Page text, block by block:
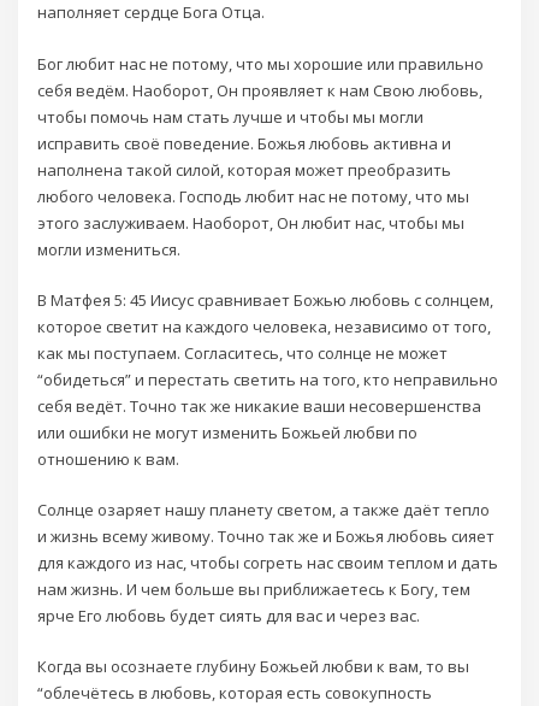
наполняет сердце Бога Отца.
Бог любит нас не потому, что мы хорошие или правильно
себя ведём. Наоборот, Он проявляет к нам Свою любовь,
чтобы помочь нам стать лучше и чтобы мы могли
исправить своё поведение. Божья любовь активна и
наполнена такой силой, которая может преобразить
любого человека. Господь любит нас не потому, что мы
этого заслуживаем. Наоборот, Он любит нас, чтобы мы
могли измениться.
В Матфея 5: 45 Иисус сравнивает Божью любовь с солнцем,
которое светит на каждого человека, независимо от того,
как мы поступаем. Согласитесь, что солнце не может
“обидеться” и перестать светить на того, кто неправильно
себя ведёт. Точно так же никакие ваши несовершенства
или ошибки не могут изменить Божьей любви по
отношению к вам.
Солнце озаряет нашу планету светом, а также даёт тепло
и жизнь всему живому. Точно так же и Божья любовь сияет
для каждого из нас, чтобы согреть нас своим теплом и дать
нам жизнь. И чем больше вы приближаетесь к Богу, тем
ярче Его любовь будет сиять для вас и через вас.
Когда вы осознаете глубину Божьей любви к вам, то вы
“облечётесь в любовь, которая есть совокупность